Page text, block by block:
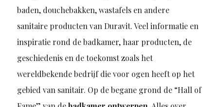
baden, douchebakken, wastafels en andere
sanitaire producten van Duravit. Veel informatie en
inspiratie rond de badkamer, haar producten, de
geschiedenis en de toekomst zoals het
wereldbekende bedrijf die voor ogen heeft op het
gebied van sanitair. Op de begane grond de “Hall of